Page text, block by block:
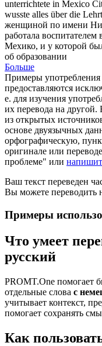
unterrichtete in Mexico
wusste alles über die
женщиной по имени
работала
Мехико, и у которой
об образовании
Больше
Примеры употребления
предоставляются
е. для изучения
их перевода на другой.
из открытых
основе двуязычных
орфографическую,
оригинале или
проблеме" или
Ваш текст переведен
Вы можете переводить
Примеры
Что умеет
русский
PROMT.One помогает
отдельные слова с
учитывает контекст,
помогает сохранять
Как